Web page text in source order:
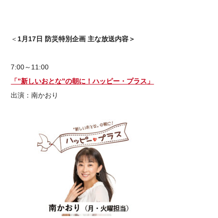
＜ 1月17日 防災特別企画 主な放送内容＞
7:00～11:00
「”新しいおとな”の朝に！ハッピー・プラス」
出演：南かおり